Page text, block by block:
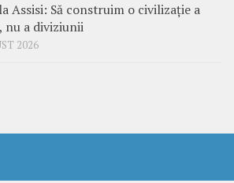
Assisi: Să construim o civilizație a
nu a diviziunii
2026